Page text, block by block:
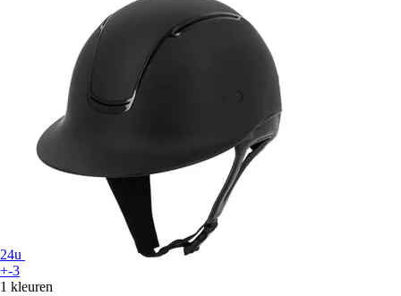
24u
+-3
1 kleuren